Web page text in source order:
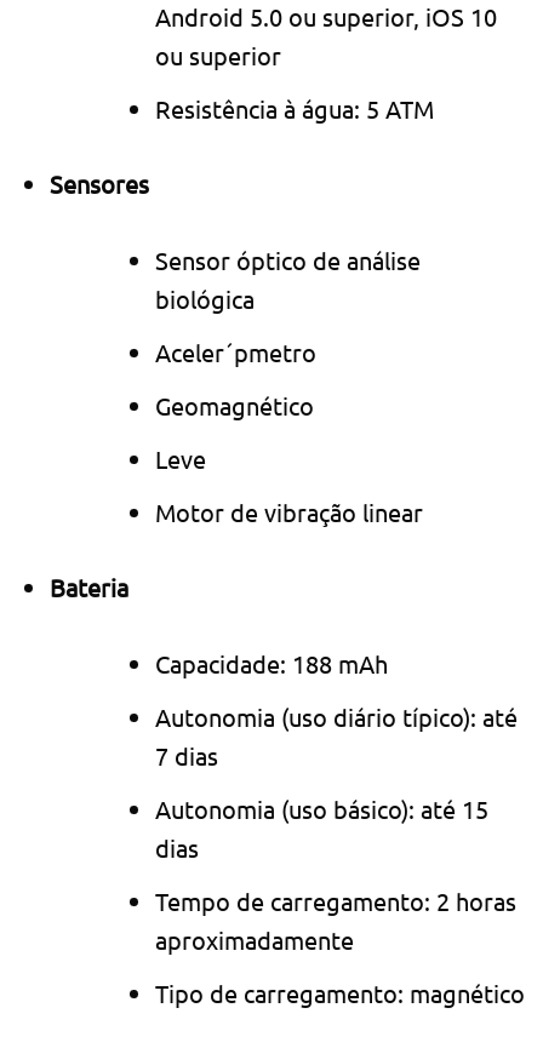
Android 5.0 ou superior, iOS 10
ou superior
Resistência à água: 5 ATM
Sensores
Sensor óptico de análise
biológica
Aceler´pmetro
Geomagnético
Leve
Motor de vibração linear
Bateria
Capacidade: 188 mAh
Autonomia (uso diário típico): até
7 dias
Autonomia (uso básico): até 15
dias
Tempo de carregamento: 2 horas
aproximadamente
Tipo de carregamento: magnético